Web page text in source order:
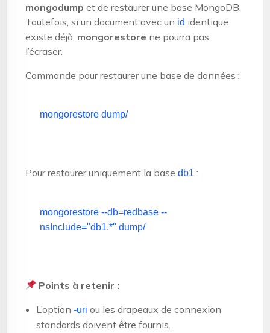
mongodump et de restaurer une base MongoDB.
Toutefois, si un document avec un id identique
existe déjà, mongorestore ne pourra pas
l’écraser.
Commande pour restaurer une base de données :
mongorestore dump/
Pour restaurer uniquement la base db1 :
mongorestore --db=redbase --
nsInclude="db1.*" dump/
Points à retenir :
L’option -uri ou les drapeaux de connexion
standards doivent être fournis.